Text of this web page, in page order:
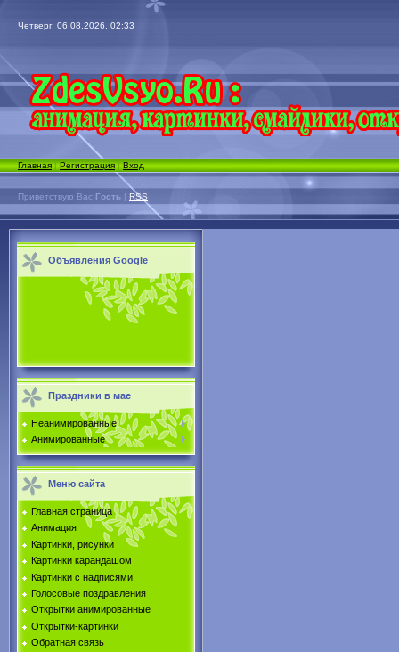
Четверг, 06.08.2026, 02:33
Главная|Регистрация|Вход
Приветствую Вас Гость | RSS
Объявления Google
Праздники в мае
Неанимированные
Анимированные
Меню сайта
Главная страница
Анимация
Картинки, рисунки
Картинки карандашом
Картинки с надписями
Голосовые поздравления
Открытки анимированные
Открытки-картинки
Обратная связь